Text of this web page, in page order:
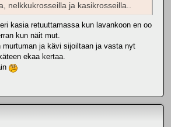
nelkkukrosseilla ja kasikrosseilla..
kasia retuuttamassa kun lavankoon en oo
kun näit mut.
murtuman ja kävi sijoiltaan ja vasta nyt
ekaa kertaa.